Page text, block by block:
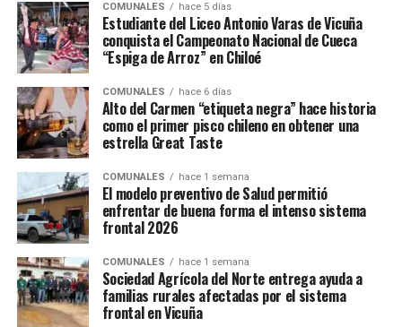
COMUNALES hace 5 días
Estudiante del Liceo Antonio Varas de Vicuña
conquista el Campeonato Nacional de Cueca
“Espiga de Arroz” en Chiloé
COMUNALES hace 6 días
Alto del Carmen “etiqueta negra” hace historia
como el primer pisco chileno en obtener una
estrella Great Taste
COMUNALES hace 1 semana
El modelo preventivo de Salud permitió
enfrentar de buena forma el intenso sistema
frontal 2026
COMUNALES hace 1 semana
Sociedad Agrícola del Norte entrega ayuda a
familias rurales afectadas por el sistema
frontal en Vicuña